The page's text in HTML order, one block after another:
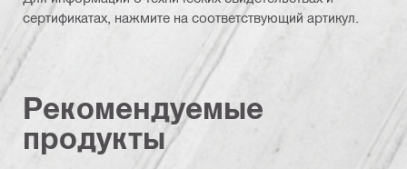
сертификатах, нажмите на соответствующий артикул.
Рекомендуемые
продукты